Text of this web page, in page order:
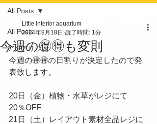
All Posts
アクアリウム
All Posts
今週の🉐🉐も変則
Little interior aquarium
2024年9月18日 読了時間: 1分
今週の🉐🉐の日割りが決定したので発
表致します。
20日（金）植物・水草がレジにて
20％OFF
21日（土）レイアウト素材全品レジに